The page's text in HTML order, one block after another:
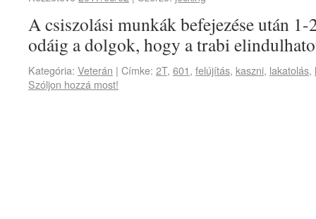
A csiszolási munkák befejezése után
odáig a dolgok, hogy a trabi
Kategória: Veterán | Címke: 2T, 601, felújítás, kaszni, lakatolás,
Szóljon hozzá most!